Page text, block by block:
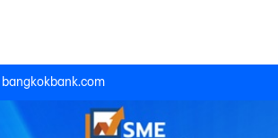
bangkokbank.com